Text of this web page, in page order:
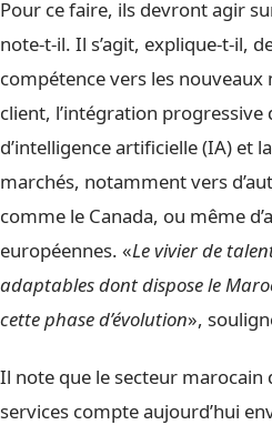
Pour ce faire, ils devront agir
note-t-il. Il s’agit, explique-t-il,
compétence vers les
client, l’intégration progressive
d’intelligence artificielle (IA) et
marchés, notamment vers
comme le Canada, ou même
européennes. «Le vivier de
adaptables dont dispose le
cette phase d’évolution»,
Il note que le secteur marocain
services compte aujourd’hui